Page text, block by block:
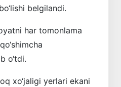
belgilandi.
har tomonlama
o‘tdi.
xo‘jaligi yerlari ekani